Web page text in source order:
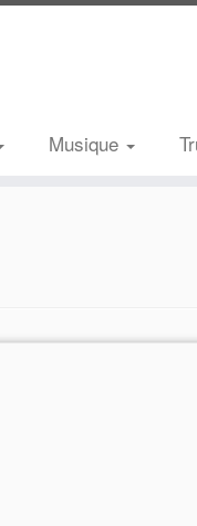
Musique